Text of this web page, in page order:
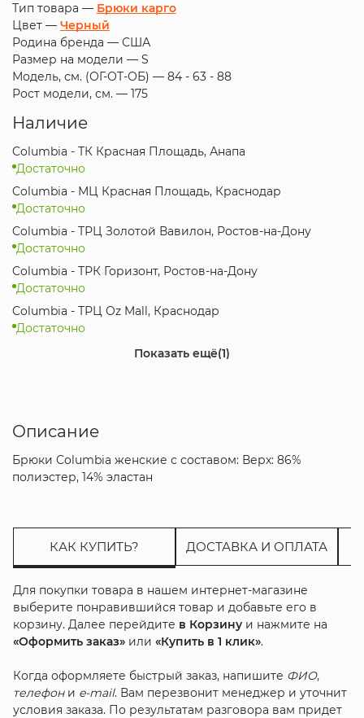
Тип товара — Брюки карго
Цвет — Черный
Родина бренда — США
Размер на модели — S
Модель, см. (ОГ-ОТ-ОБ) — 84 - 63 - 88
Рост модели, см. — 175
Наличие
Columbia - ТК Красная Площадь, Анапа
Достаточно
Columbia - МЦ Красная Площадь, Краснодар
Достаточно
Columbia - ТРЦ Золотой Вавилон, Ростов-на-Дону
Достаточно
Columbia - ТРК Горизонт, Ростов-на-Дону
Достаточно
Columbia - ТРЦ Oz Mall, Краснодар
Достаточно
Показать ещё(1)
Описание
Брюки Columbia женские с составом: Верх: 86%
полиэстер, 14% эластан
КАК КУПИТЬ? ДОСТАВКА И ОПЛАТА
Для покупки товара в нашем интернет-магазине
выберите понравившийся товар и добавьте его в
корзину. Далее перейдите в Корзинуи нажмите на
«Оформить заказ»или «Купить в 1 клик».
Когда оформляете быстрый заказ, напишите ФИО,
телефони e-mail. Вам перезвонит менеджер и уточнит
условия заказа. По результатам разговора вам придет